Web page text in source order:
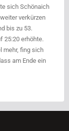
sich Schönaich
verkürzen
bis zu 53.
25:20 erhöhte.
mehr, fing sich
am Ende ein